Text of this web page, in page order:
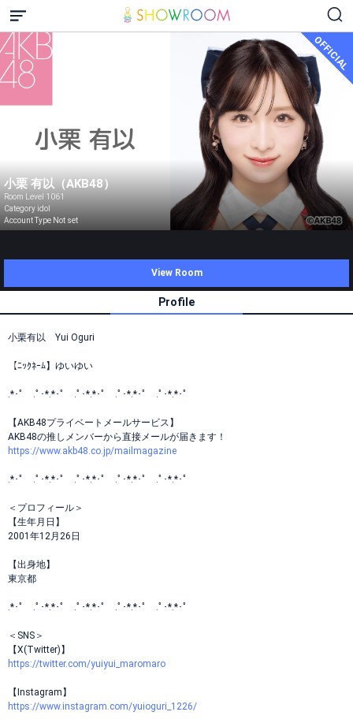
OFFICIAL
小栗 有以（AKB48）
Room Level 1061
Category idol
Account Type Not set
View Room
Profile
小栗有以 Yui Oguri
【ﾆｯｸﾈｰﾑ】ゆいゆい
.*･ﾟ .ﾟ･*.*･ﾟ .ﾟ･*.*･ﾟ .ﾟ･*.*･ﾟ .ﾟ･*.*･ﾟ
【AKB48プライベートメールサービス】
AKB48の推しメンバーから直接メールが届きます！
https://www.akb48.co.jp/mailmagazine
.*･ﾟ .ﾟ･*.*･ﾟ .ﾟ･*.*･ﾟ .ﾟ･*.*･ﾟ .ﾟ･*.*･ﾟ
＜プロフィール＞
【生年月日】
2001年12月26日
【出身地】
東京都
.*･ﾟ .ﾟ･*.*･ﾟ .ﾟ･*.*･ﾟ .ﾟ･*.*･ﾟ .ﾟ･*.*･ﾟ
＜SNS＞
【X(Twitter)】
https://twitter.com/yuiyui_maromaro
【Instagram】
https://www.instagram.com/yuioguri_1226/